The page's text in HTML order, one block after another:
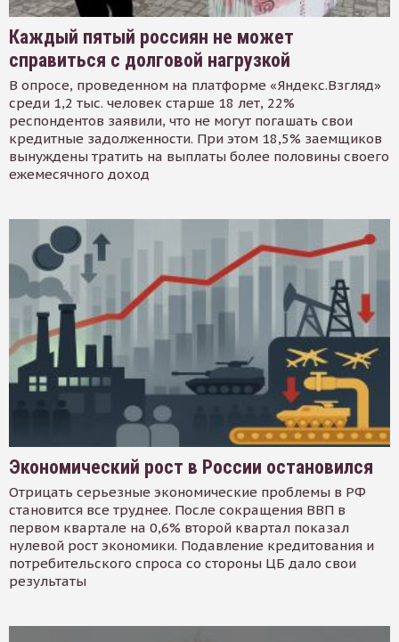
Каждый пятый россиян не может
справиться с долговой нагрузкой
В опросе, проведенном на платформе «Яндекс.Взгляд»
среди 1,2 тыс. человек старше 18 лет, 22%
респондентов заявили, что не могут погашать свои
кредитные задолженности. При этом 18,5% заемщиков
вынуждены тратить на выплаты более половины своего
ежемесячного доход
Экономический рост в России остановился
Отрицать серьезные экономические проблемы в РФ
становится все труднее. После сокращения ВВП в
первом квартале на 0,6% второй квартал показал
нулевой рост экономики. Подавление кредитования и
потребительского спроса со стороны ЦБ дало свои
результаты